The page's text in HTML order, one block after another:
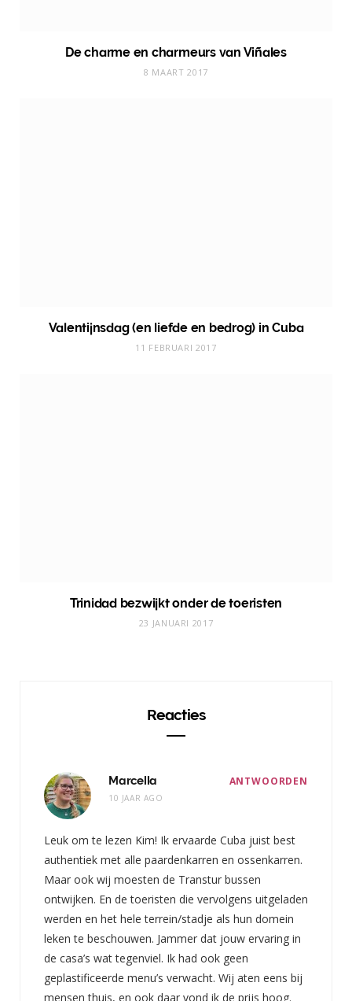
De charme en charmeurs van Viñales
8 MAART 2017
Valentijnsdag (en liefde en bedrog) in Cuba
11 FEBRUARI 2017
Trinidad bezwijkt onder de toeristen
23 JANUARI 2017
Reacties
Marcella
10 JAAR AGO
ANTWOORDEN
Leuk om te lezen Kim! Ik ervaarde Cuba juist best
authentiek met alle paardenkarren en ossenkarren.
Maar ook wij moesten de Transtur bussen
ontwijken. En de toeristen die vervolgens uitgeladen
werden en het hele terrein/stadje als hun domein
leken te beschouwen. Jammer dat jouw ervaring in
de casa’s wat tegenviel. Ik had ook geen
geplastificeerde menu’s verwacht. Wij aten eens bij
mensen thuis, en ook daar vond ik de prijs hoog.